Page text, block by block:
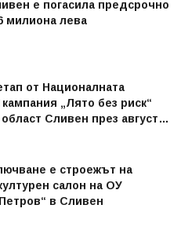
е погасила предсрочно
милиона лева
от Националната
„Лято без риск“
Сливен през август
е строежът на
салон на ОУ
в Сливен